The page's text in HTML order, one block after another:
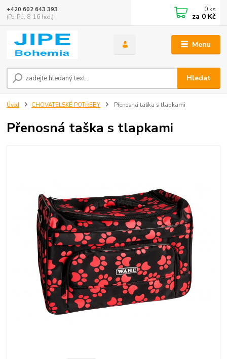
Menu
Hledat
+420 602 643 393
(Po-Pá, 8-16 hod.)
0 ks
za 0 Kč
Úvod CHOVATELSKÉ POTŘEBY Přenosná taška s tlapkami
Přenosná taška s tlapkami